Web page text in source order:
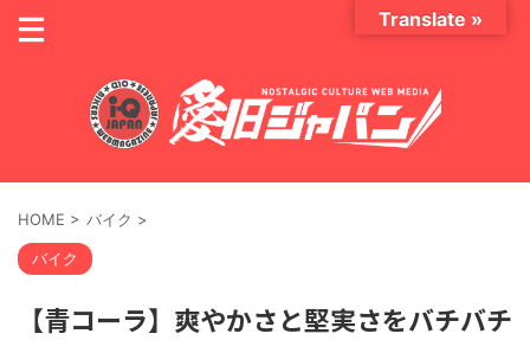
HOME > バイク >
バイク
【青コーラ】爽やかさと堅実さをバチバチ
Translate »